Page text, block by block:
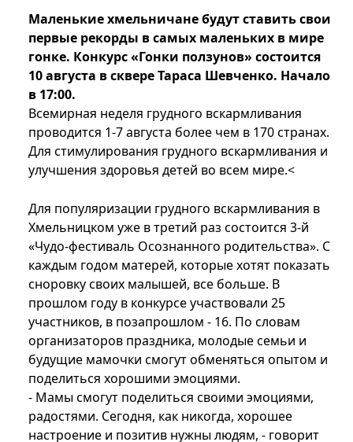
Маленькие хмельничане будут ставить свои
первые рекорды в самых маленьких в мире
гонке. Конкурс «Гонки ползунов» состоится
10 августа в сквере Тараса Шевченко. Начало
в 17:00.
Всемирная неделя грудного вскармливания
проводится 1-7 августа более чем в 170 странах.
Для стимулирования грудного вскармливания и
улучшения здоровья детей во всем мире.<
Для популяризации грудного вскармливания в
Хмельницком уже в третий раз состоится 3-й
«Чудо-фестиваль Осознанного родительства». С
каждым годом матерей, которые хотят показать
сноровку своих малышей, все больше. В
прошлом году в конкурсе участвовали 25
участников, в позапрошлом - 16. По словам
организаторов праздника, молодые семьи и
будущие мамочки смогут обменяться опытом и
поделиться хорошими эмоциями.
- Мамы смогут поделиться своими эмоциями,
радостями. Сегодня, как никогда, хорошее
настроение и позитив нужны людям, - говорит